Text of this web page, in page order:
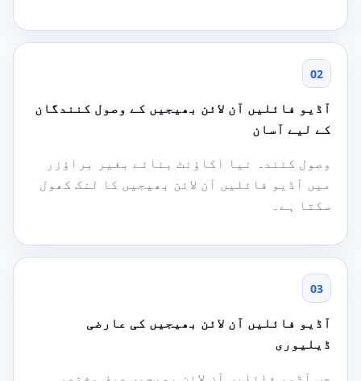
02
آڈیو فائلیں آن لائن بھیجیں کے وصول کنندگان
کے لیے آسان
وصول کنندہ نیا اکاؤنٹ بنائے بغیر براؤزر
میں آڈیو فائلیں آن لائن بھیجیں کا لنک کھول
سکتا ہے۔
03
آڈیو فائلیں آن لائن بھیجیں کی عارضی
ڈیلیوری